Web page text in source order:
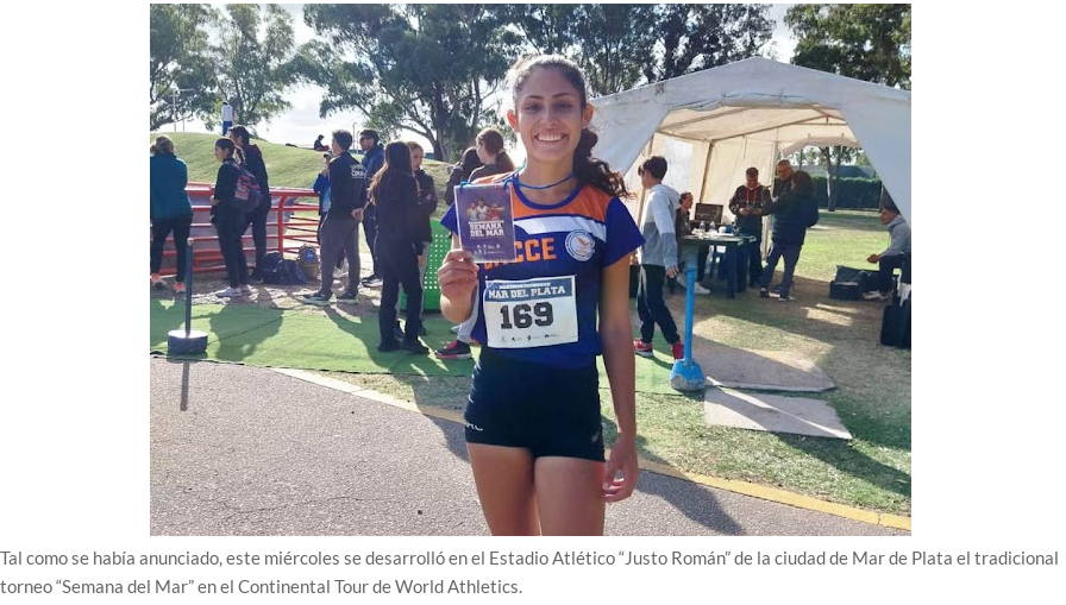
Tal como se había anunciado, este miércoles se desarrolló en el Estadio Atlético “Justo Román” de la ciudad de Mar de Plata el tradicional
torneo “Semana del Mar” en el Continental Tour de World Athletics.